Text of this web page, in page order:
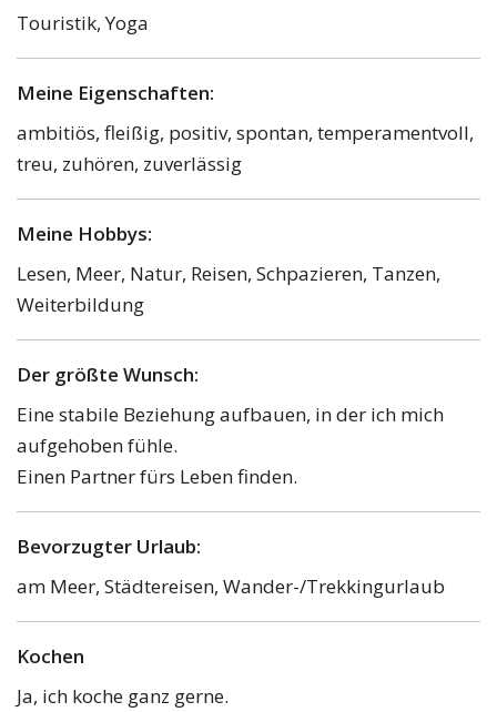
Touristik, Yoga
Meine Eigenschaften:
ambitiös, fleißig, positiv, spontan, temperamentvoll,
treu, zuhören, zuverlässig
Meine Hobbys:
Lesen, Meer, Natur, Reisen, Schpazieren, Tanzen,
Weiterbildung
Der größte Wunsch:
Eine stabile Beziehung aufbauen, in der ich mich
aufgehoben fühle.
Einen Partner fürs Leben finden.
Bevorzugter Urlaub:
am Meer, Städtereisen, Wander-/Trekkingurlaub
Kochen
Ja, ich koche ganz gerne.